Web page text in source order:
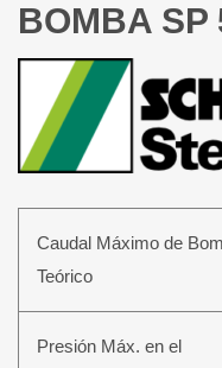
BOMBA SP
Caudal Máximo de
Teórico
Presión Máx. en el